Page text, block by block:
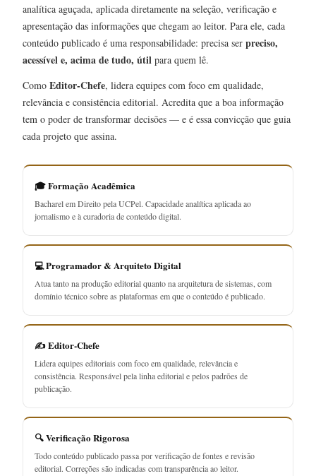
analítica aguçada, aplicada diretamente na seleção, verificação e
apresentação das informações que chegam ao leitor. Para ele, cada
conteúdo publicado é uma responsabilidade: precisa ser preciso,
acessível e, acima de tudo, útil para quem lê.
Como Editor-Chefe, lidera equipes com foco em qualidade,
relevância e consistência editorial. Acredita que a boa informação
tem o poder de transformar decisões — e é essa convicção que guia
cada projeto que assina.
🎓 Formação Acadêmica
Bacharel em Direito pela UCPel. Capacidade analítica aplicada ao
jornalismo e à curadoria de conteúdo digital.
💻 Programador & Arquiteto Digital
Atua tanto na produção editorial quanto na arquitetura de sistemas, com
domínio técnico sobre as plataformas em que o conteúdo é publicado.
✍️ Editor-Chefe
Lidera equipes editoriais com foco em qualidade, relevância e
consistência. Responsável pela linha editorial e pelos padrões de
publicação.
🔍 Verificação Rigorosa
Todo conteúdo publicado passa por verificação de fontes e revisão
editorial. Correções são indicadas com transparência ao leitor.